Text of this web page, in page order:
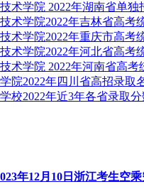
术学院 2022年湖南省单
术学院2022年吉林省高考
术学院2022年重庆市高考
术学院2022年河北省高考
术学院 2022年河南省高考
院2022年四川省高招录取
校2022年近3年各省录取
年12月10日浙江考生空